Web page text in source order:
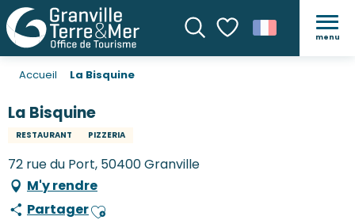
Recherche
Voir les favoris
menu
Accueil La Bisquine
La Bisquine
RESTAURANT PIZZERIA
72 rue du Port, 50400 Granville
M'y rendre
Partager